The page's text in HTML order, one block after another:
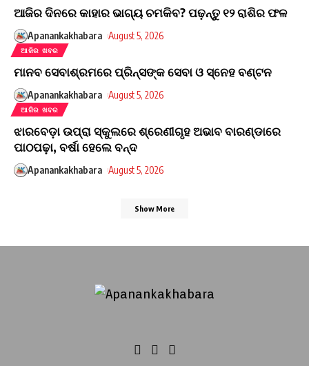
ଆଜିର ଦିନରେ କାହାର ଭାଗ୍ୟ ଚମକିବ? ପଢ଼ନ୍ତୁ ୧୨ ରାଶିର ଫଳ
Apanankakhabara August 5, 2026
ଆଜିର ଖବର
ମାନବ ସେବାଶ୍ରମରେ ପ୍ରିନ୍ସଙ୍କ ସେବା ଓ ସ୍ନେହ ବଣ୍ଟନ
Apanankakhabara August 5, 2026
ଆଜିର ଖବର
ଝାରବେଡ଼ା ଉପ୍ରା ସ୍କୁଲରେ ଶ୍ରେଣୀଗୃହ ଅଭାବ ବାରଣ୍ଡାରେ
ପାଠପଢ଼ା, ବର୍ଷା ହେଲେ ବନ୍ଦ
Apanankakhabara August 5, 2026
Show More